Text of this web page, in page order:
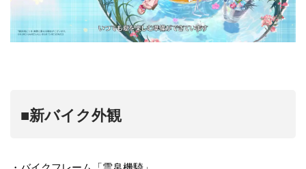
■新バイク外観